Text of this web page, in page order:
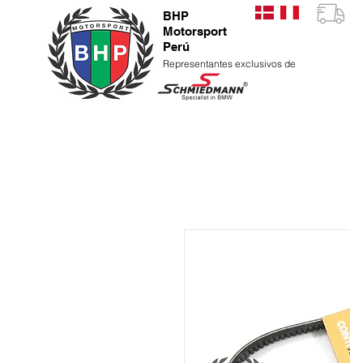
BHP
Motorsport
Perú
Representantes exclusivos de